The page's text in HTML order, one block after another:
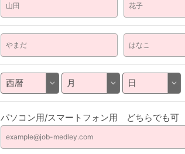
パソコン用/スマートフォン用 どちらでも可